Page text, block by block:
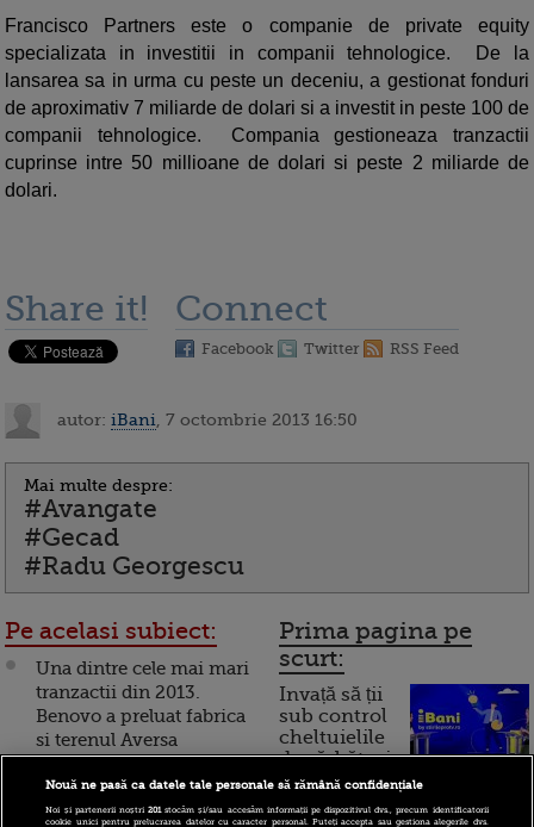
Francisco Partners este o companie de private equity
specializata in investitii in companii tehnologice. De la
lansarea sa in urma cu peste un deceniu, a gestionat fonduri
de aproximativ 7 miliarde de dolari si a investit in peste 100 de
companii tehnologice. Compania gestioneaza tranzactii
cuprinse intre 50 millioane de dolari si peste 2 miliarde de
dolari.
Share it! Connect
Facebook Twitter RSS Feed
autor: iBani , 7 octombrie 2013 16:50
Mai multe despre:
#Avangate
#Gecad
#Radu Georgescu
Pe acelasi subiect:
Una dintre cele mai mari
tranzactii din 2013.
Benovo a preluat fabrica
si terenul Aversa
mil.euro pentru achizitii
Prima pagina pe
scurt:
Invață să ții
sub control
cheltuielile
de sărbători.
Cum
Nouă ne pasă ca datele tale personale să rămână confidențiale
Noi și partenerii noștri201stocăm și/sau accesăm informații pe dispozitivul dvs., precum identificatorii
cookie unici pentru prelucrarea datelor cu caracter personal. Puteți accepta sau gestiona alegerile dvs.